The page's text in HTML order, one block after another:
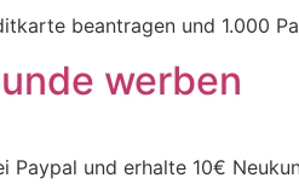
beantragen und 1.000
werben
Paypal und erhalte 10€